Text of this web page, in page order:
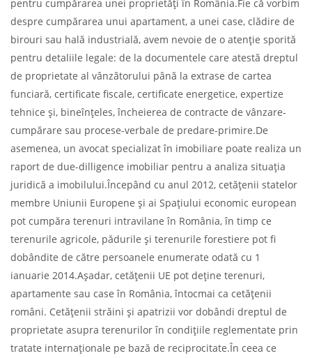
pentru cumpărarea unei proprietăți în România.Fie că vorbim
despre cumpărarea unui apartament, a unei case, clădire de
birouri sau hală industrială, avem nevoie de o atenție sporită
pentru detaliile legale: de la documentele care atestă dreptul
de proprietate al vânzătorului până la extrase de cartea
funciară, certificate fiscale, certificate energetice, expertize
tehnice și, bineînțeles, încheierea de contracte de vânzare-
cumpărare sau procese-verbale de predare-primire.De
asemenea, un avocat specializat în imobiliare poate realiza un
raport de due-dilligence imobiliar pentru a analiza situația
juridică a imobilului.Începând cu anul 2012, cetățenii statelor
membre Uniunii Europene și ai Spațiului economic european
pot cumpăra terenuri intravilane în România, în timp ce
terenurile agricole, pădurile și terenurile forestiere pot fi
dobândite de către persoanele enumerate odată cu 1
ianuarie 2014.Așadar, cetățenii UE pot deține terenuri,
apartamente sau case în România, întocmai ca cetățenii
români. Cetățenii străini și apatrizii vor dobândi dreptul de
proprietate asupra terenurilor în condițiile reglementate prin
tratate internaționale pe bază de reciprocitate.În ceea ce